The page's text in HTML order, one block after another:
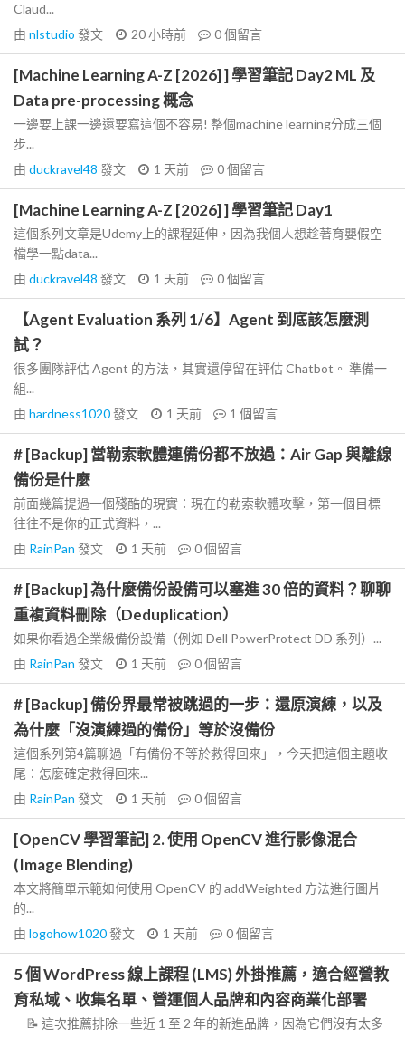
Claud...
由 nlstudio 發文 20 小時前 0個留言
[Machine Learning A-Z [2026] ] 學習筆記 Day2 ML 及
Data pre-processing 概念
一邊要上課一邊還要寫這個不容易! 整個machine learning分成三個
步...
由 duckravel48 發文 1 天前 0個留言
[Machine Learning A-Z [2026] ] 學習筆記 Day1
這個系列文章是Udemy上的課程延伸，因為我個人想趁著育嬰假空
檔學一點data...
由 duckravel48 發文 1 天前 0個留言
【Agent Evaluation 系列 1/6】Agent 到底該怎麼測
試？
很多團隊評估 Agent 的方法，其實還停留在評估 Chatbot。 準備一
組...
由 hardness1020發文 1 天前 1 個留言
# [Backup] 當勒索軟體連備份都不放過：Air Gap 與離線
備份是什麼
前面幾篇提過一個殘酷的現實：現在的勒索軟體攻擊，第一個目標
往往不是你的正式資料，...
由 RainPan 發文 1 天前 0個留言
# [Backup] 為什麼備份設備可以塞進 30 倍的資料？聊聊
重複資料刪除（Deduplication）
如果你看過企業級備份設備（例如 Dell PowerProtect DD 系列）...
由 RainPan 發文 1 天前 0個留言
# [Backup] 備份界最常被跳過的一步：還原演練，以及
為什麼「沒演練過的備份」等於沒備份
這個系列第4篇聊過「有備份不等於救得回來」，今天把這個主題收
尾：怎麼確定救得回來...
由 RainPan 發文 1 天前 0個留言
[OpenCV 學習筆記] 2. 使用 OpenCV 進行影像混合
(Image Blending)
本文將簡單示範如何使用 OpenCV 的 addWeighted 方法進行圖片
的...
由 logohow1020發文 1 天前 0個留言
5 個 WordPress 線上課程 (LMS) 外掛推薦，適合經營教
育私域、收集名單、營運個人品牌和內容商業化部署
📝 這次推薦排除一些近 1 至 2 年的新進品牌，因為它們沒有太多